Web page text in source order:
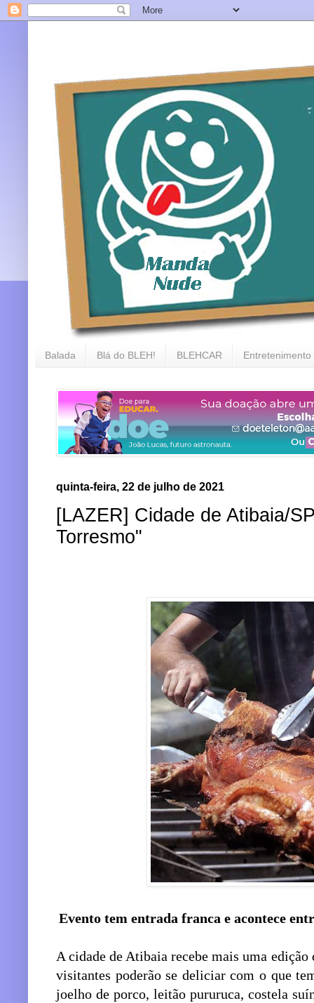
Balada Blá do BLEH! BLEHCAR Entretenimento
quinta-feira, 22 de julho de 2021
[LAZER] Cidade de Atibaia/
Torresmo"
Evento tem entrada franca e acontece
A cidade de Atibaia recebe mais uma
visitantes poderão se deliciar com o que
joelho de porco, leitão pururuca, costela